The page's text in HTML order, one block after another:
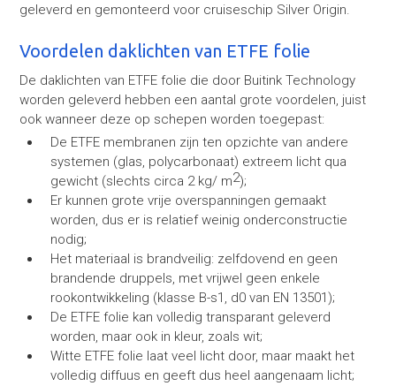
geleverd en gemonteerd voor cruiseschip Silver Origin.
Voordelen daklichten van ETFE folie
De daklichten van ETFE folie die door Buitink Technology
worden geleverd hebben een aantal grote voordelen, juist
ook wanneer deze op schepen worden toegepast:
De ETFE membranen zijn ten opzichte van andere
systemen (glas, polycarbonaat) extreem licht qua
gewicht (slechts circa 2 kg/ m2);
Er kunnen grote vrije overspanningen gemaakt
worden, dus er is relatief weinig onderconstructie
nodig;
Het materiaal is brandveilig: zelfdovend en geen
brandende druppels, met vrijwel geen enkele
rookontwikkeling (klasse B-s1, d0 van EN 13501);
De ETFE folie kan volledig transparant geleverd
worden, maar ook in kleur, zoals wit;
Witte ETFE folie laat veel licht door, maar maakt het
volledig diffuus en geeft dus heel aangenaam licht;